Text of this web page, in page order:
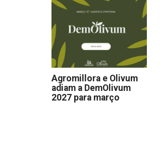
Agromillora e Olivum
adiam a DemOlivum
2027 para março